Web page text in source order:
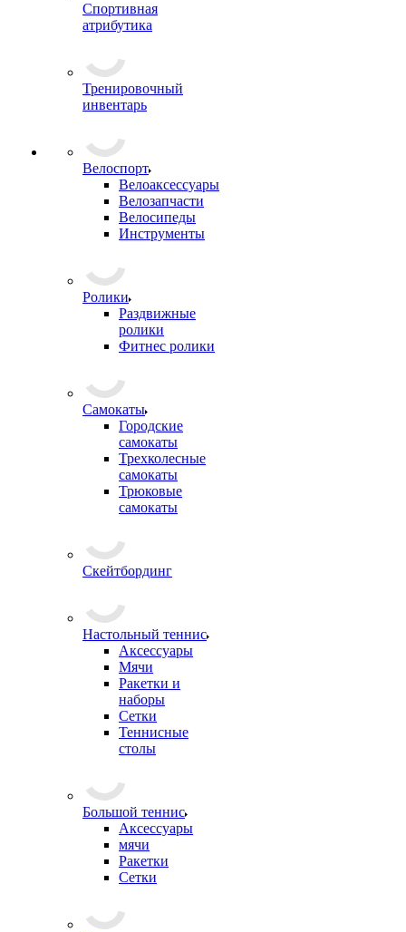
Спортивная
атрибутика
Тренировочный
инвентарь
Велоспорт
Велоаксессуары
Велозапчасти
Велосипеды
Инструменты
Ролики
Раздвижные
ролики
Фитнес ролики
Самокаты
Городские
самокаты
Трехколесные
самокаты
Трюковые
самокаты
Скейтбординг
Настольный теннис
Аксессуары
Мячи
Ракетки и
наборы
Сетки
Теннисные
столы
Большой теннис
Аксессуары
мячи
Ракетки
Сетки